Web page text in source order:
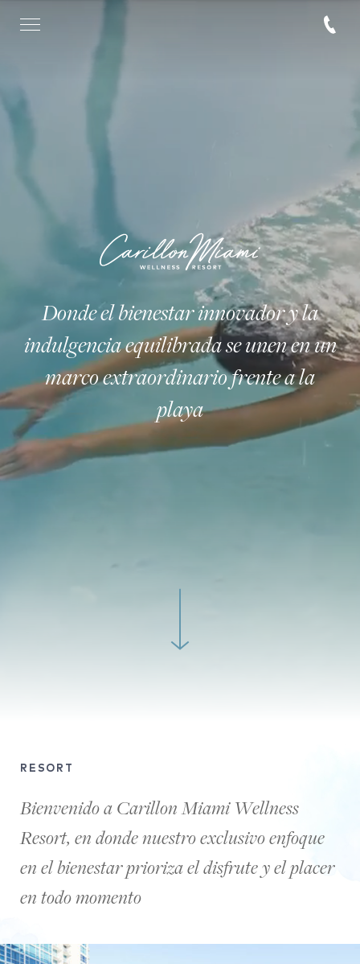
Donde el bienestar innovador y la
indulgencia equilibrada se unen en un
marco extraordinario frente a la
playa
RESORT
Bienvenido a Carillon Miami Wellness
Resort, en donde nuestro exclusivo enfoque
en el bienestar prioriza el disfrute y el placer
en todo momento